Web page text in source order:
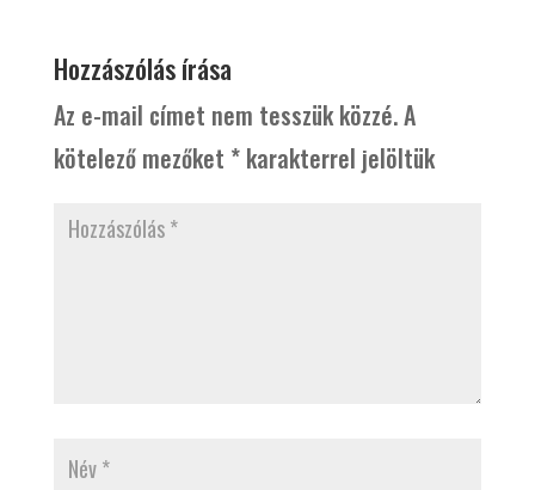
Hozzászólás írása
Az e-mail címet nem tesszük közzé.A
kötelező mezőket *karakterrel jelöltük